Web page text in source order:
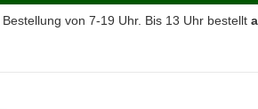
von 7-19 Uhr. Bis 13 Uhr bestellt